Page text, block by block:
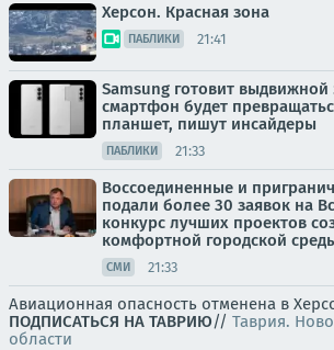
Херсон. Красная зона
ПАБЛИКИ 21:41
Samsung готовит
смартфон будет
планшет, пишут инсайдеры
ПАБЛИКИ 21:33
Воссоединенные и
подали более 30 заявок на
конкурс лучших проектов
комфортной городской
СМИ 21:33
Авиационная опасность отменена в
ПОДПИСАТЬСЯ НА ТАВРИЮ// Таврия.
области